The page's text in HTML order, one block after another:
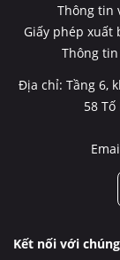
Thông tin
Giấy phép xuất
Thông
Địa chỉ: Tầng 6,
58
Kết nối với